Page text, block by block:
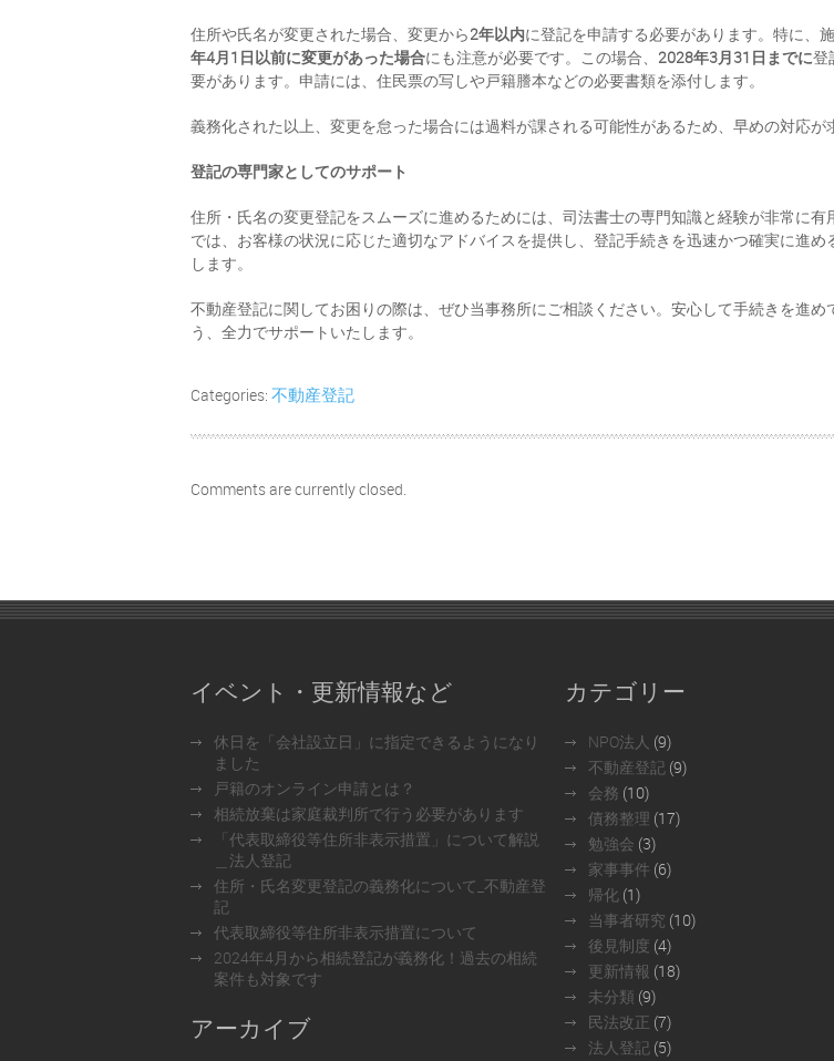
住所や氏名が変更された場合、変更から2年以内に登記を申請する必要があります。特に、
年4月1日以前に変更があった場合にも注意が必要です。この場合、 2028年3月31日までに登
要があります。申請には、住民票の写しや戸籍謄本などの必要書類を添付します。
義務化された以上、変更を怠った場合には過料が課される可能性があるため、早めの対応が
登記の専門家としてのサポート
住所・氏名の変更登記をスムーズに進めるためには、司法書士の専門知識と経験が非常に有
では、お客様の状況に応じた適切なアドバイスを提供し、登記手続きを迅速かつ確実に進め
します。
不動産登記に関してお困りの際は、ぜひ当事務所にご相談ください。安心して手続きを進め
う、全力でサポートいたします。
Categories: 不動産登記
Comments are currently closed.
イベント・更新情報など
休日を「会社設立日」に指定できるようになり
ました
戸籍のオンライン申請とは？
相続放棄は家庭裁判所で行う必要があります
「代表取締役等住所非表示措置」について解説
＿法人登記
住所・氏名変更登記の義務化について_不動産登
記
代表取締役等住所非表示措置について
2024年4月から相続登記が義務化！過去の相続
案件も対象です
アーカイブ
カテゴリー
NPO法人 (9)
不動産登記 (9)
会務 (10)
債務整理 (17)
勉強会 (3)
家事事件 (6)
帰化 (1)
当事者研究 (10)
後見制度 (4)
更新情報 (18)
未分類 (9)
民法改正 (7)
法人登記 (5)